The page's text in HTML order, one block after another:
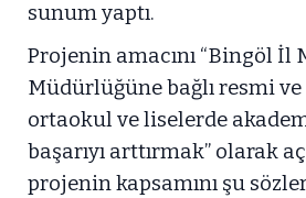
sunum yaptı.
Projenin amacını “Bingöl
Müdürlüğüne bağlı resmi
ortaokul ve liselerde
başarıyı arttırmak” olarak
projenin kapsamını şu